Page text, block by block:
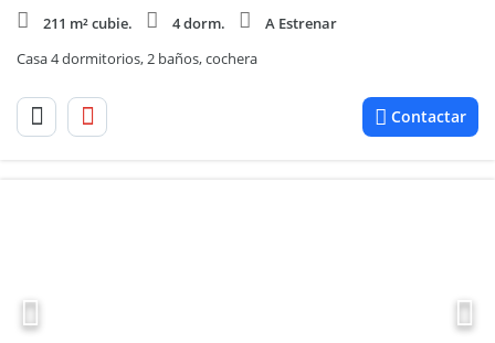
211 m² cubie.
4 dorm.
A Estrenar
Casa 4 dormitorios, 2 baños, cochera
Contactar